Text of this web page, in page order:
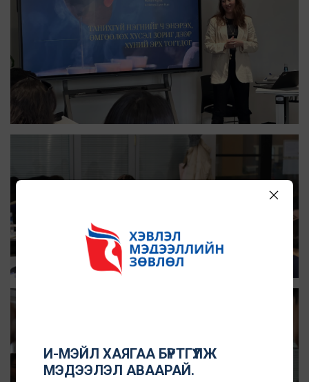
И-МЭЙЛ ХАЯГАА БҮРТГҮҮЛЖ
МЭДЭЭЛЭЛ АВААРАЙ.